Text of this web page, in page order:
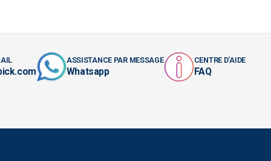
ASSISTANCE PAR MESSAGE
Whatsapp
CENTRE D'AIDE
FAQ